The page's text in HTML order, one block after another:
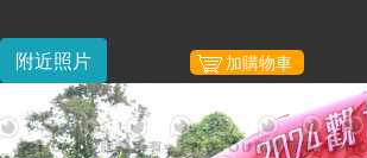
附近照片 加購物車